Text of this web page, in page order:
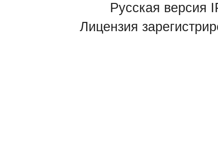
Русская версия
Лицензия